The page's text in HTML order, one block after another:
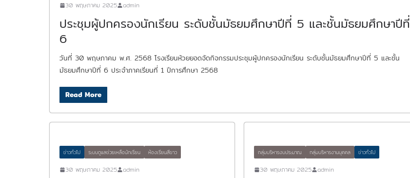
30 พฤษภาคม 2025 admin
ประชุมผู้ปกครองนักเรียน ระดับชั้นมัธยมศึกษาปีที่ 5 และชั้นมัธยมศึกษาปีที่
6
วันที่ 30 พฤษภาคม พ.ศ. 2568 โรงเรียนห้วยยอดจัดกิจกรรมประชุมผู้ปกครองนักเรียน ระดับชั้นมัธยมศึกษาปีที่ 5 และชั้น
มัธยมศึกษาปีที่ 6 ประจำภาคเรียนที่ 1 ปีการศึกษา 2568
Read More
ข่าวทั่วไป ระบบดูแลช่วยเหลือนักเรียน ห้องเรียนสีขาว
30 พฤษภาคม 2025 admin
กลุ่มบริหารงบประมาณ กลุ่มบริหารงานบุคคล ข่าวทั่วไป
30 พฤษภาคม 2025 admin